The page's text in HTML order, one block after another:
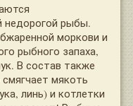
недорогой рыбы.
моркови и
рыбного запаха,
В состав также
мякоть
линь) и котлетки